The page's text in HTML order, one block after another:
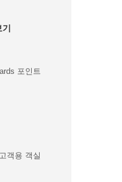
포인트
객용 객실